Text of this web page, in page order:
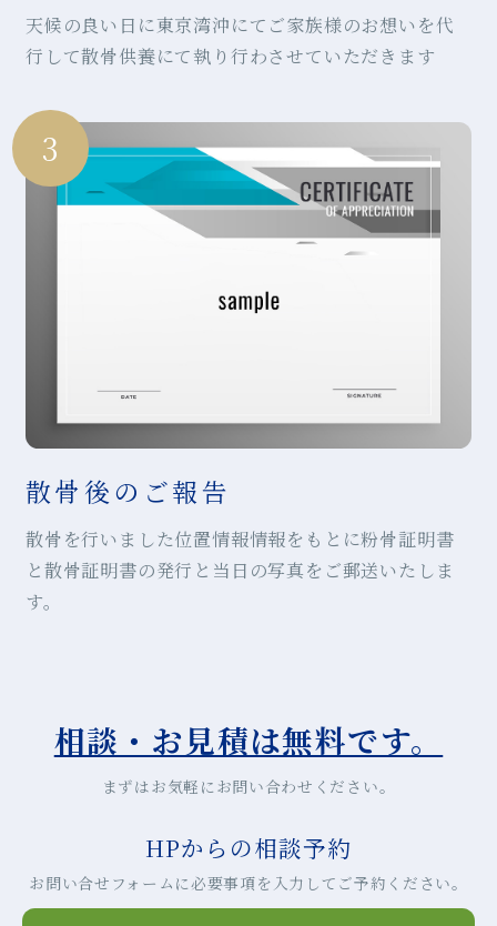
天候の良い日に東京湾沖にてご家族様のお想いを代
行して散骨供養にて執り行わさせていただきます
3
散骨後のご報告
散骨を行いました位置情報情報をもとに粉骨証明書
と散骨証明書の発行と当日の写真をご郵送いたしま
す。
相談・お見積は無料です。
まずはお気軽にお問い合わせください。
HPからの相談予約
お問い合せフォームに必要事項を入力してご予約ください。